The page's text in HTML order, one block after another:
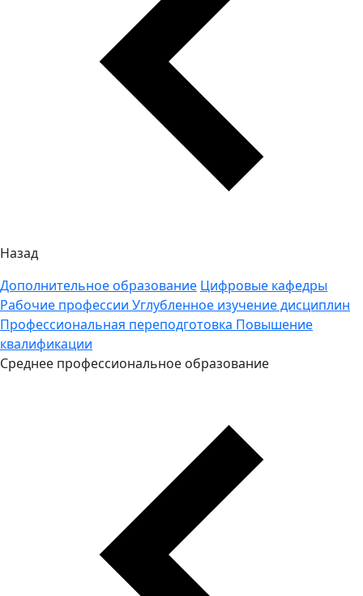
Назад
Дополнительное образование Цифровые кафедры
Рабочие профессии Углубленное изучение дисциплин
Профессиональная переподготовка Повышение
квалификации
Среднее профессиональное образование